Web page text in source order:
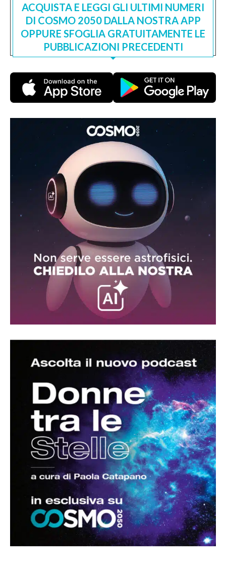
ACQUISTA E LEGGI GLI ULTIMI NUMERI
DI COSMO 2050 DALLA NOSTRA APP
OPPURE SFOGLIA GRATUITAMENTE LE
PUBBLICAZIONI PRECEDENTI